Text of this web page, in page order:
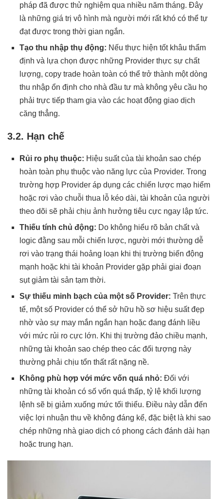
pháp đã được thử nghiệm qua nhiều năm tháng. Đây
là những giá trị vô hình mà người mới rất khó có thể tự
đạt được trong thời gian ngắn.
Tạo thu nhập thụ động: Nếu thực hiện tốt khâu thẩm
định và lựa chọn được những Provider thực sự chất
lượng, copy trade hoàn toàn có thể trở thành một dòng
thu nhập ổn định cho nhà đầu tư mà không yêu cầu họ
phải trực tiếp tham gia vào các hoạt động giao dịch
căng thẳng.
3.2. Hạn chế
Rủi ro phụ thuộc: Hiệu suất của tài khoản sao chép
hoàn toàn phụ thuộc vào năng lực của Provider. Trong
trường hợp Provider áp dụng các chiến lược mạo hiểm
hoặc rơi vào chuỗi thua lỗ kéo dài, tài khoản của người
theo dõi sẽ phải chịu ảnh hưởng tiêu cực ngay lập tức.
Thiếu tính chủ động: Do không hiểu rõ bản chất và
logic đằng sau mỗi chiến lược, người mới thường dễ
rơi vào trạng thái hoảng loạn khi thị trường biến động
mạnh hoặc khi tài khoản Provider gặp phải giai đoạn
sụt giảm tài sản tạm thời.
Sự thiếu minh bạch của một số Provider: Trên thực
tế, một số Provider có thể sở hữu hồ sơ hiệu suất đẹp
nhờ vào sự may mắn ngắn hạn hoặc đang đánh liều
với mức rủi ro cực lớn. Khi thị trường đảo chiều mạnh,
những tài khoản sao chép theo các đối tượng này
thường phải chịu tổn thất rất nặng nề.
Không phù hợp với mức vốn quá nhỏ: Đối với
những tài khoản có số vốn quá thấp, tỷ lệ khối lượng
lệnh sẽ bị giảm xuống mức tối thiểu. Điều này dẫn đến
việc lợi nhuận thu về không đáng kể, đặc biệt là khi sao
chép những nhà giao dịch có phong cách đánh dài hạn
hoặc trung hạn.